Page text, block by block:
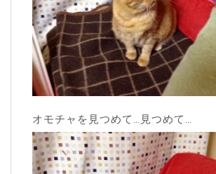
オモチャを見つめて…見つめて…